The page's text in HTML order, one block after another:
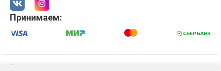
Принимаем: